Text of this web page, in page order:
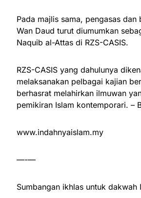
Pada majlis sama, pengasas
Wan Daud turut diumumkan
Naquib al-Attas di RZS-CASIS.
RZS-CASIS yang dahulunya
melaksanakan pelbagai kajian
berhasrat melahirkan ilmuwan
pemikiran Islam kontemporari. –
www.indahnyaislam.my
—-—
Sumbangan ikhlas untuk dakwah